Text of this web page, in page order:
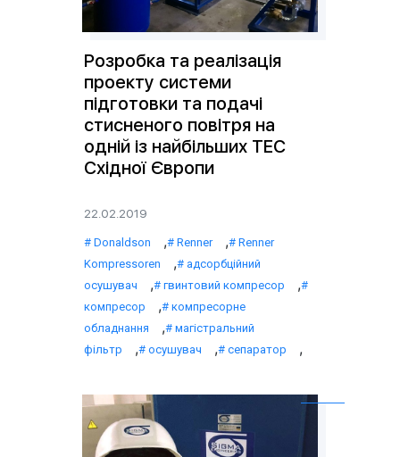
Розробка та реалізація
проекту системи
підготовки та подачі
стисненого повітря на
одній із найбільших ТЕС
Східної Європи
22.02.2019
Donaldson , Renner ,
Renner
Kompressoren
,
адсорбційний
осушувач
, гвинтовий компресор ,
компресор ,
компресорне
обладнання
,
магістральний
фільтр
, осушувач , сепаратор ,